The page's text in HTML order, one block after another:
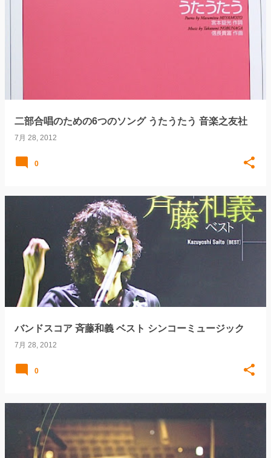
二部合唱のための6つのソング うたうたう 音楽之友社
7月 28, 2012
0
バンドスコア 斉藤和義 ベスト シンコーミュージック
7月 28, 2012
0